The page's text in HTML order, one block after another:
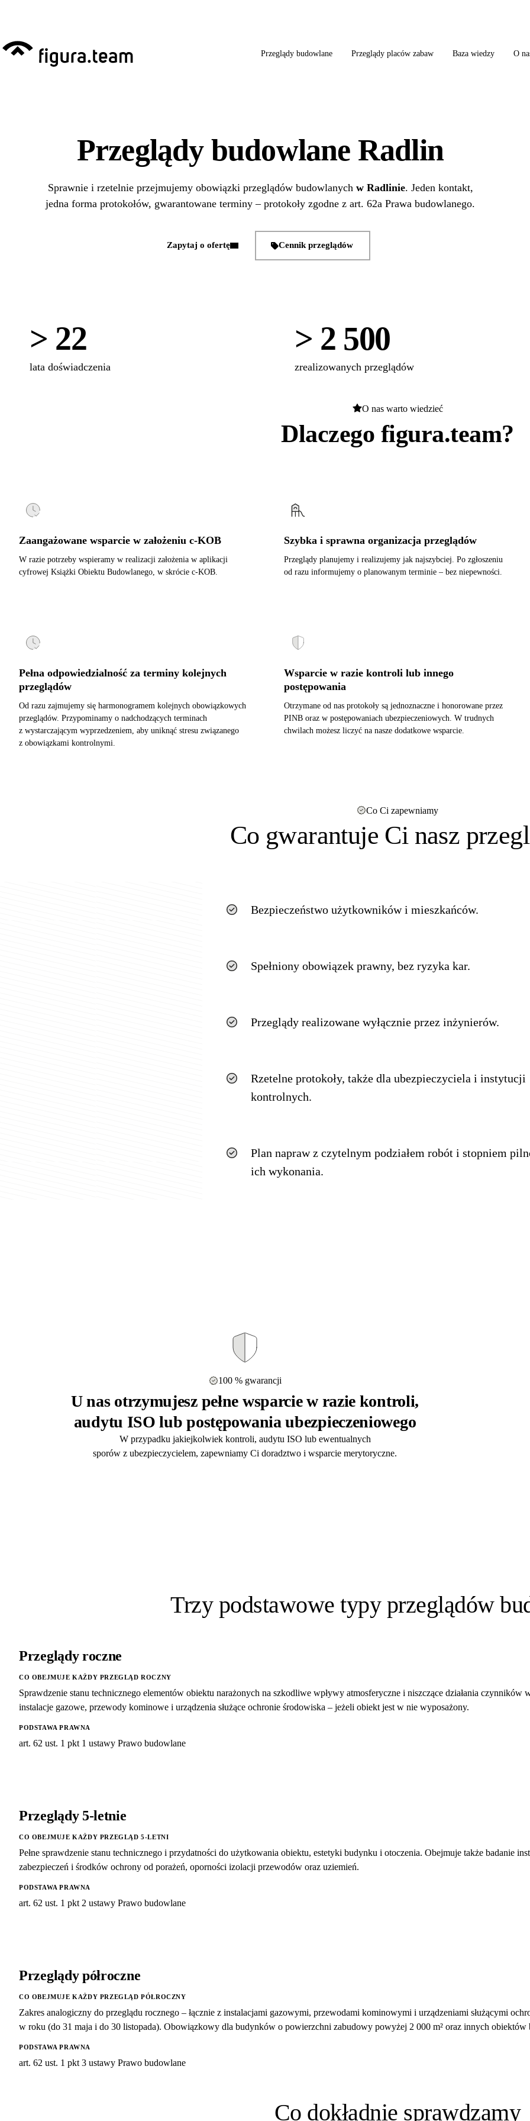
Przeglądy budowlane Przeglądy placów zabaw Baza wiedzy O
Przeglądy budowlane Radlin
Sprawnie i rzetelnie przejmujemy obowiązki przeglądów budowlanych w Radlinie. Jeden kontakt,
jedna forma protokołów, gwarantowane terminy – protokoły zgodne z art. 62a Prawa budowlanego.
Zapytaj o ofertę Cennik przeglądów
> 22
lata doświadczenia
> 2 500
zrealizowanych przeglądów
O nas warto wiedzieć
Dlaczego figura.team?
Zaangażowane wsparcie w założeniu c-KOB
W razie potrzeby wspieramy w realizacji założenia w aplikacji
cyfrowej Książki Obiektu Budowlanego, w skrócie c-KOB.
Szybka i sprawna organizacja przeglądów
Przeglądy planujemy i realizujemy jak najszybciej. Po zgłoszeniu
od razu informujemy o planowanym terminie – bez niepewności.
Pełna odpowiedzialność za terminy kolejnych
przeglądów
Od razu zajmujemy się harmonogramem kolejnych obowiązkowych
przeglądów. Przypominamy o nadchodzących terminach
z wystarczającym wyprzedzeniem, aby uniknąć stresu związanego
z obowiązkami kontrolnymi.
Wsparcie w razie kontroli lub innego
postępowania
Otrzymane od nas protokoły są jednoznaczne i honorowane przez
PINB oraz w postępowaniach ubezpieczeniowych. W trudnych
chwilach możesz liczyć na nasze dodatkowe wsparcie.
Co Ci zapewniamy
Co gwarantuje Ci nasz
Bezpieczeństwo użytkowników i mieszkańców.
Spełniony obowiązek prawny, bez ryzyka kar.
Przeglądy realizowane wyłącznie przez inżynierów.
Rzetelne protokoły, także dla ubezpieczyciela i instytucji
kontrolnych.
Plan napraw z czytelnym podziałem robót i stopniem
ich wykonania.
100 % gwarancji
U nas otrzymujesz pełne wsparcie w razie kontroli,
audytu ISO lub postępowania ubezpieczeniowego
W przypadku jakiejkolwiek kontroli, audytu ISO lub ewentualnych
sporów z ubezpieczycielem, zapewniamy Ci doradztwo i wsparcie merytoryczne.
Trzy podstawowe typy przeglądów
Przeglądy roczne
CO OBEJMUJE KAŻDY PRZEGLĄD ROCZNY
Sprawdzenie stanu technicznego elementów obiektu narażonych na szkodliwe wpływy atmosferyczne i niszczące działania
instalacje gazowe, przewody kominowe i urządzenia służące ochronie środowiska – jeżeli obiekt jest w nie wyposażony.
PODSTAWA PRAWNA
art. 62 ust. 1 pkt 1 ustawy Prawo budowlane
Przeglądy 5-letnie
CO OBEJMUJE KAŻDY PRZEGLĄD 5-LETNI
Pełne sprawdzenie stanu technicznego i przydatności do użytkowania obiektu, estetyki budynku i otoczenia. Obejmuje także badanie
zabezpieczeń i środków ochrony od porażeń, oporności izolacji przewodów oraz uziemień.
PODSTAWA PRAWNA
art. 62 ust. 1 pkt 2 ustawy Prawo budowlane
Przeglądy półroczne
CO OBEJMUJE KAŻDY PRZEGLĄD PÓŁROCZNY
Zakres analogiczny do przeglądu rocznego – łącznie z instalacjami gazowymi, przewodami kominowymi i urządzeniami służącymi
w roku (do 31 maja i do 30 listopada). Obowiązkowy dla budynków o powierzchni zabudowy powyżej 2 000 m² oraz innych
PODSTAWA PRAWNA
art. 62 ust. 1 pkt 3 ustawy Prawo budowlane
Co dokładnie sprawdzamy